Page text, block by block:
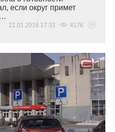
если округ примет
21.01.2016 17:33 4176